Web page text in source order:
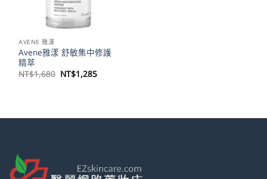
AVENE 雅漾
Avene雅漾 舒敏集中修護
精萃
NT$1,680 原
始
NT$1,285目